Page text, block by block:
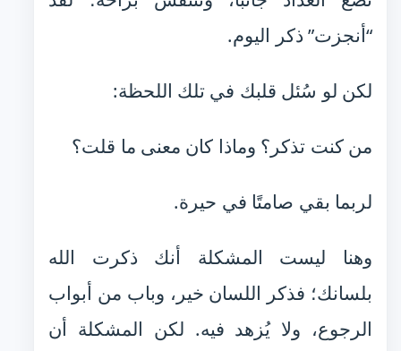
“أنجزت” ذكر اليوم.
لكن لو سُئل قلبك في تلك اللحظة:
من كنت تذكر؟ وماذا كان معنى ما قلت؟
لربما بقي صامتًا في حيرة.
وهنا ليست المشكلة أنك ذكرت الله
بلسانك؛ فذكر اللسان خير، وباب من أبواب
الرجوع، ولا يُزهد فيه. لكن المشكلة أن